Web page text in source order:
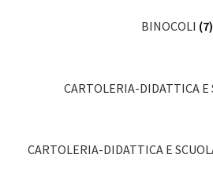
BINOCOLI (7)
CARTOLERIA-DIDATTICA E
CARTOLERIA-DIDATTICA E